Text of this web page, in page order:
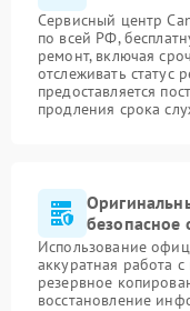
Сервисный центр
по всей РФ,
ремонт, включая
отслеживать статус
предоставляется
продления срока
безопасное
Использование
аккуратная работа
резервное
восстановление